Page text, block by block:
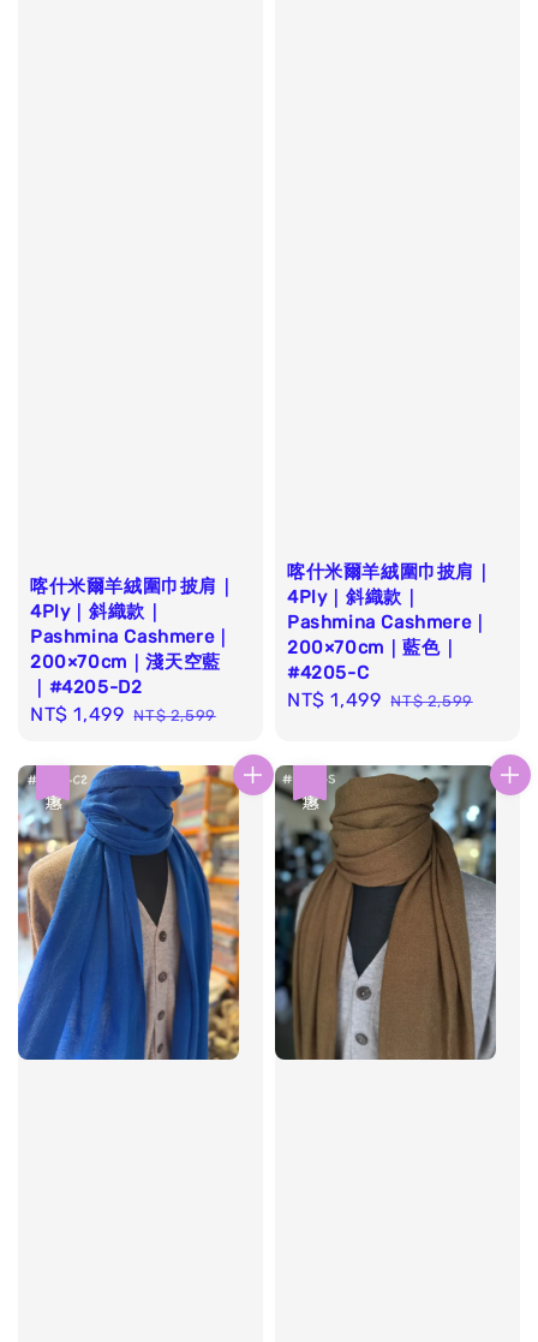
喀什米爾羊絨圍巾披肩｜
4Ply｜斜織款｜
Pashmina Cashmere｜
200×70cm｜淺天空藍
｜#4205-D2
Sale
NT$ 1,499 Regular
NT$ 2,599
喀什米爾羊絨圍巾披肩｜
4Ply｜斜織款｜
Pashmina Cashmere｜
200×70cm｜藍色｜
#4205-C
Sale
NT$ 1,499 Regular
NT$ 2,599